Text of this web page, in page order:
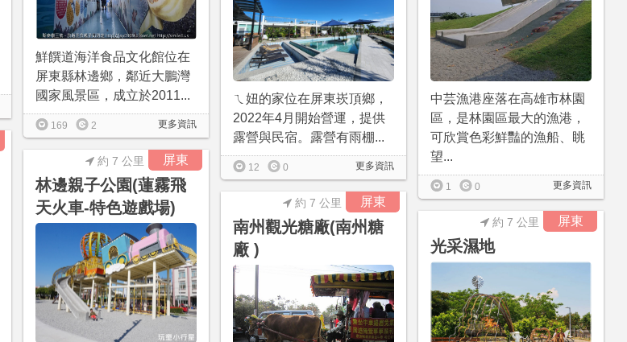
鮮饌道海洋食品文化館位在
屏東縣林邊鄉，鄰近大鵬灣
國家風景區，成立於2011...
更多資訊
169 2
ㄟ妞的家位在屏東崁頂鄉，
2022年4月開始營運，提供
露營與民宿。露營有雨棚...
更多資訊
12 0
中芸漁港座落在高雄市林園
區，是林園區最大的漁港，
可欣賞色彩鮮豔的漁船、眺
望...
更多資訊
1 0
屏東
約 7 公里
林邊親子公園(蓮霧飛
天火車-特色遊戲場)
屏東
約 7 公里
南州觀光糖廠(南州糖
廠 )
屏東
約 7 公里
光采濕地